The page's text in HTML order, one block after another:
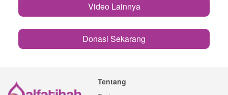
`
Video Lainnya
`Donasi Sekarang
Tentang